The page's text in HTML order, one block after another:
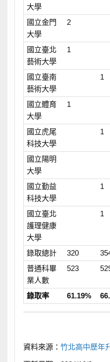
大學
國立金門
大學
2
國立臺北
藝術大學
1
國立臺南
藝術大學
1
國立體育
大學
1
國立虎尾
科技大學
1
國立陽明
大學
國立勤益
科技大學
1
國立臺北
護理健康
大學
1
錄取總計 320
普通科畢
業人數
523
錄取率 61.19%
資料來源： 竹北高中歷年